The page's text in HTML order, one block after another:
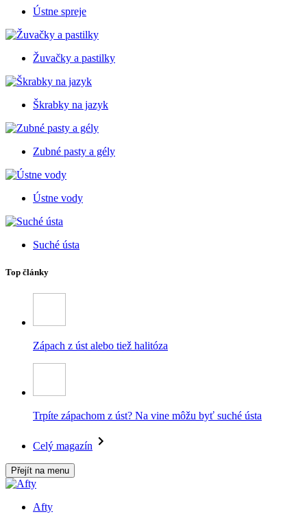
Ústne spreje
Žuvačky a pastilky
Škrabky na jazyk
Zubné pasty a gély
Ústne vody
Suché ústa
Top články
Zápach z úst alebo tiež halitóza
Trpíte zápachom z úst? Na vine môžu byť suché ústa
Celý magazín
Přejít na menu
Afty